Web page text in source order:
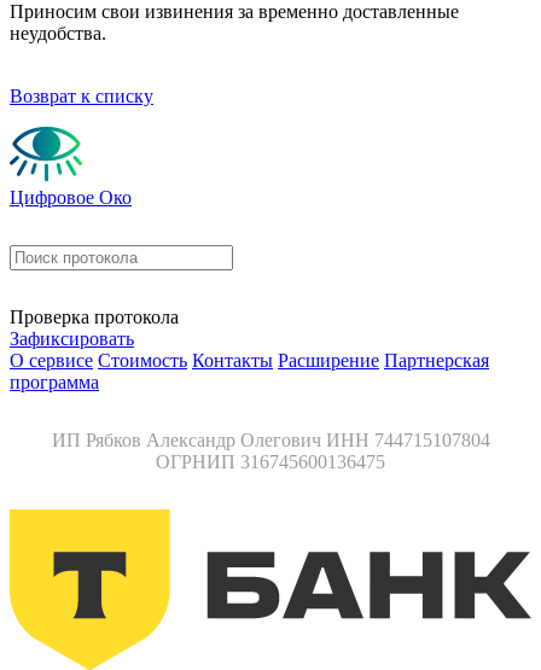
Приносим свои извинения за временно доставленные
неудобства.
Возврат к списку
Цифровое Око
Проверка протокола
Зафиксировать
О сервисе Стоимость Контакты Расширение Партнерская
программа
ИП Рябков Александр Олегович ИНН 744715107804
ОГРНИП 316745600136475